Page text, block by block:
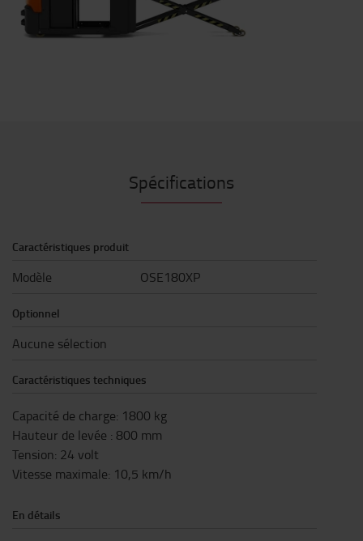
Spécifications
Caractéristiques produit
Modèle OSE180XP
Optionnel
Aucune sélection
Caractéristiques techniques
Capacité de charge: 1800 kg
Hauteur de levée : 800 mm
Tension: 24 volt
Vitesse maximale: 10,5 km/h
En détails